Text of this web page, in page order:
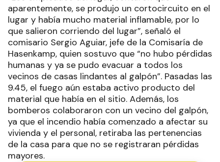
aparentemente, se produjo un cortocircuito en el
lugar y había mucho material inflamable, por lo
que salieron corriendo del lugar”, señaló el
comisario Sergio Aguiar, jefe de la Comisaría de
Hasenkamp, quien sostuvo que “no hubo pérdidas
humanas y ya se pudo evacuar a todos los
vecinos de casas lindantes al galpón”. Pasadas las
9.45, el fuego aún estaba activo producto del
material que había en el sitio. Además, los
bomberos colaboraron con un vecino del galpón,
ya que el incendio había comenzado a afectar su
vivienda y el personal, retiraba las pertenencias
de la casa para que no se registraran pérdidas
mayores.